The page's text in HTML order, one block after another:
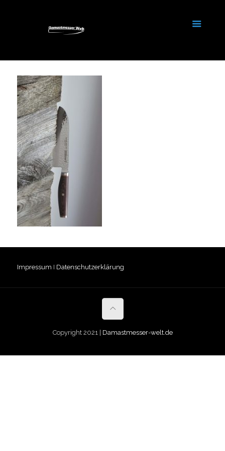
Impressum I Datenschutzerklärung
Copyright 2021 | Damastmesser-welt.de